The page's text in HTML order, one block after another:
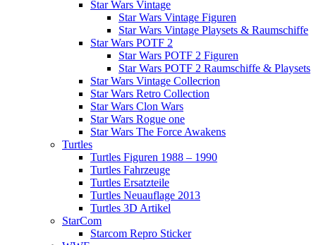
Star Wars Vintage
Star Wars Vintage Figuren
Star Wars Vintage Playsets & Raumschiffe
Star Wars POTF 2
Star Wars POTF 2 Figuren
Star Wars POTF 2 Raumschiffe & Playsets
Star Wars Vintage Collecrion
Star Wars Retro Collection
Star Wars Clon Wars
Star Wars Rogue one
Star Wars The Force Awakens
Turtles
Turtles Figuren 1988 – 1990
Turtles Fahrzeuge
Turtles Ersatzteile
Turtles Neuauflage 2013
Turtles 3D Artikel
StarCom
Starcom Repro Sticker